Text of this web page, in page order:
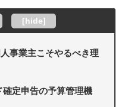
[hide]
事業主こそやるべき理
定申告の予算管理機